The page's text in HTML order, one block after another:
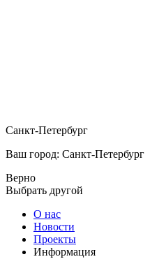
Санкт-Петербург
Ваш город: Санкт-Петербург
Верно
Выбрать другой
О нас
Новости
Проекты
Информация